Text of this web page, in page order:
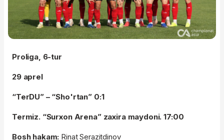
Proliga, 6-tur
29 aprel
“TerDU” – “Sho'rtan” 0:1
Termiz. “Surxon Arena” zaxira maydoni. 17:00
Bosh hakam: Rinat Serazitdinov